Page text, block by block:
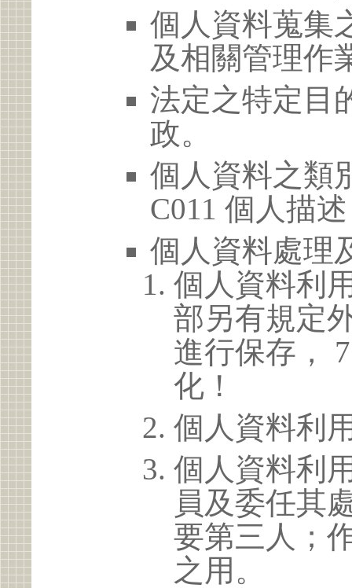
個人資料蒐集
及相關管理作
法定之特定目
政。
個人資料之類
C011 個人描述
個人資料處理
個人資料利
部另有規定
進行保存，
化！
個人資料利
個人資料利
員及委任其
要第三人；
之用。